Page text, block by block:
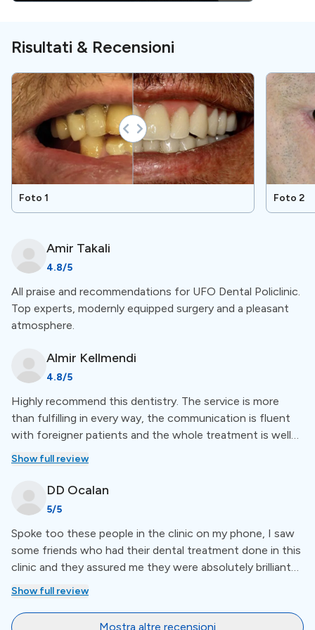
Servizi speciali
Primo esame gratuito
Questa clinica offre un esame gratuito come parte dei
suoi servizi. Ciò significa che non è necessario pagare
Questa clinica dispone di una radiografia, sia di
clinica. Per una panoramica più completa dei servizi,
come l'alloggio, consulta l'elenco sotto la descrizione
della clinica.
Lingue
La comunicazione di UFO Dental Policlinic è supportata
in inglese, italiano, tedesco, francese ealbanese.
Posizione
Dalla monumentale Piazza Skanderbeg agli angoli alla
moda del quartiere Blloku, la città invita i visitatori a
esplorare il suo carattere poliedrico.
Luoghi di interesse e
Risultati & Recensioni
Foto 1 Foto 2
Amir Takali
4.8/5
All praise and recommendations for UFO Dental Policlinic.
Top experts, modernly equipped surgery and a pleasant
atmosphere.
Almir Kellmendi
4.8/5
Highly recommend this dentistry. The service is more
than fulfilling in every way, the communication is fluent
with foreigner patients and the whole treatment is well
organized and very professional.
Show full review
DD Ocalan
5/5
Spoke too these people in the clinic on my phone, I saw
some friends who had their dental treatment done in this
clinic and they assured me they were absolutely brilliant
dentists. Amazing dentists . 5 stars
Show full review
Mostra altre recensioni